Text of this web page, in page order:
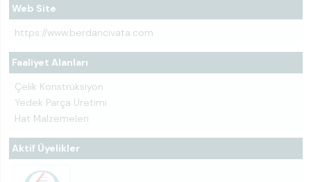
Web Site
https://www.berdancivata.com
Faaliyet Alanları
Çelik Konstrüksiyon
Yedek Parça Üretimi
Hat Malzemeleri
Aktif Üyelikler